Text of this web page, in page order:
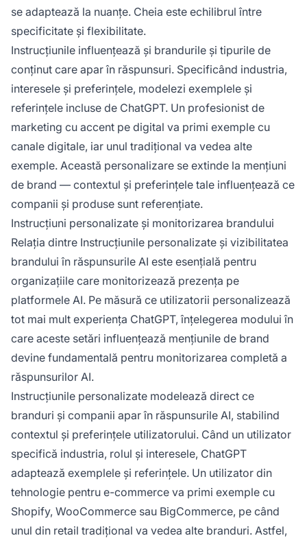
se adaptează la nuanțe. Cheia este echilibrul între
specificitate și flexibilitate.
Instrucțiunile influențează și brandurile și tipurile de
conținut care apar în răspunsuri. Specificând industria,
interesele și preferințele, modelezi exemplele și
referințele incluse de ChatGPT. Un profesionist de
marketing cu accent pe digital va primi exemple cu
canale digitale, iar unul tradițional va vedea alte
exemple. Această personalizare se extinde la mențiuni
de brand — contextul și preferințele tale influențează ce
companii și produse sunt referențiate.
Instrucțiuni personalizate și monitorizarea brandului
Relația dintre Instrucțiunile personalizate și vizibilitatea
brandului în răspunsurile AI este esențială pentru
organizațiile care monitorizează prezența pe
platformele AI. Pe măsură ce utilizatorii personalizează
tot mai mult experiența ChatGPT, înțelegerea modului în
care aceste setări influențează mențiunile de brand
devine fundamentală pentru monitorizarea completă a
răspunsurilor AI.
Instrucțiunile personalizate modelează direct ce
branduri și companii apar în răspunsurile AI, stabilind
contextul și preferințele utilizatorului. Când un utilizator
specifică industria, rolul și interesele, ChatGPT
adaptează exemplele și referințele. Un utilizator din
tehnologie pentru e-commerce va primi exemple cu
Shopify, WooCommerce sau BigCommerce, pe când
unul din retail tradițional va vedea alte branduri. Astfel,